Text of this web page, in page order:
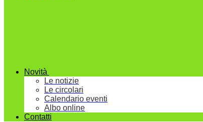
Novità
Le notizie
Le circolari
Calendario eventi
Albo online
Contatti